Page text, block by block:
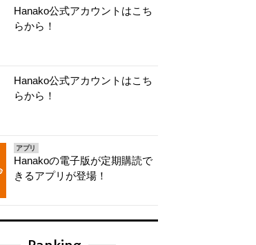
Hanako公式アカウントはこち
らから！
Hanako公式アカウントはこち
らから！
アプリ
Hanakoの電子版が定期購読で
きるアプリが登場！